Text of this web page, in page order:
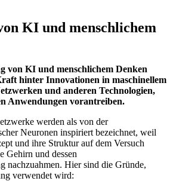
KI und menschlichem
von KI und menschlichem Denken
hinter Innovationen in maschinellem
und anderen Technologien,
Anwendungen vorantreiben.
werden als von der
Neuronen inspiriert bezeichnet, weil
und ihre Struktur aufdem Versuch
Gehirn und dessen
nachzuahmen. Hiersind die Gründe,
verwendet wird: